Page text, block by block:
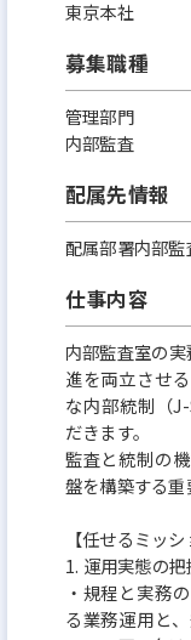
≪当社のビジョン
社は日本で時価
です。
それには上場が
せていくために
それらを得てい
で、グッドビジ
経理部門におい
算対応をしなけ
わり、税に関わ
その体制を作り
一緒に行い、日
募集しています。
弊社はまだまだ
と思えるフェー
東京本社
募集職種
管理部門
内部監査
配属先情報
配属部署内部
仕事内容
内部監査室の
進を両⽴させ
な内部統制（
だきます。
監査と統制の
盤を構築する重
【任せるミッ
1. 運⽤実態の
‧規程と実務
る業務運⽤と